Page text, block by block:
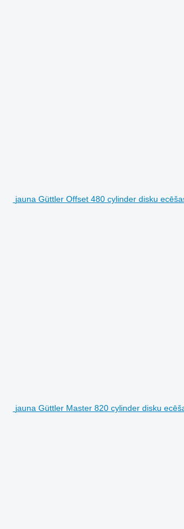
jauna Güttler Offset 480 cylinder disku
jauna Güttler Master 820 cylinder disku